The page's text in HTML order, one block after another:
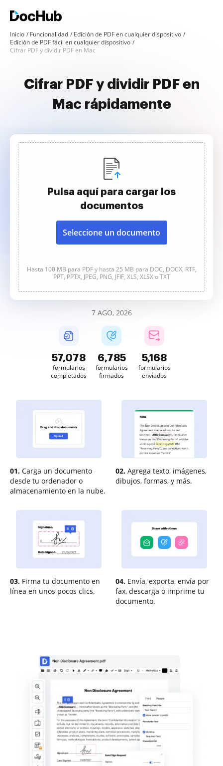
Inicio Funcionalidad
Edición de PDF en cualquier dispositivo
Edición de PDF fácil en cualquier dispositivo
Cifrar PDF y dividir PDF en Mac
Cifrar PDF y dividir PDF en
Mac rápidamente
Pulsa aquí para cargar los
documentos
Seleccione un documento
Hasta 100 MB para PDF y hasta 25 MB para DOC, DOCX, RTF,
PPT, PPTX, JPEG, PNG, JFIF, XLS, XLSX o TXT
7 AGO, 2026
57,078
formularios
completados
6,785
formularios
firmados
5,168
formularios
enviados
01. Carga un documento
desde tu ordenador o
almacenamiento en la nube.
02. Agrega texto, imágenes,
dibujos, formas, y más.
03. Firma tu documento en
línea en unos pocos clics.
04. Envía, exporta, envía por
fax, descarga o imprime tu
documento.